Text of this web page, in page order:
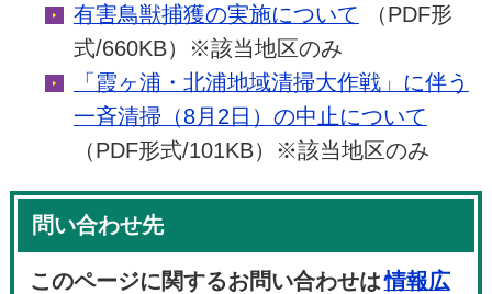
有害鳥獣捕獲の実施について （PDF形
式/660KB）※該当地区のみ
「霞ヶ浦・北浦地域清掃大作戦」に伴う
一斉清掃（8月2日）の中止について
（PDF形式/101KB）※該当地区のみ
問い合わせ先
このページに関するお問い合わせは情報広